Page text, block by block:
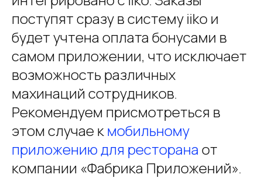
поступят сразу в систему iiko и
будет учтена оплата бонусами в
самом приложении, что исключает
возможность различных
махинаций сотрудников.
Рекомендуем присмотреться в
этом случае кмобильному
приложению для ресторанаот
компании «Фабрика Приложений».